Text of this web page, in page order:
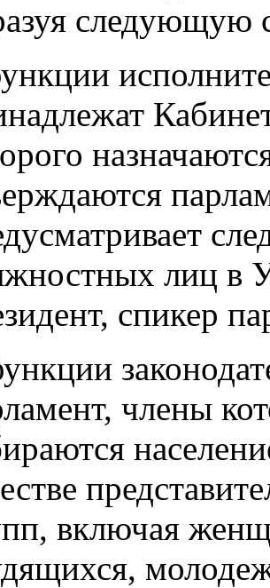
следующую
лиц в
спикер
члены
включая